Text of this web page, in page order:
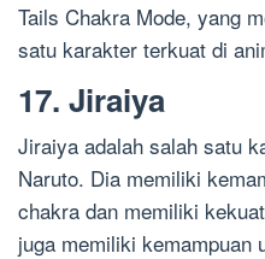
Tails Chakra Mode, yang
satu karakter terkuat di
17. Jiraiya
Jiraiya adalah salah satu
Naruto. Dia memiliki
chakra dan memiliki
juga memiliki kemampuan